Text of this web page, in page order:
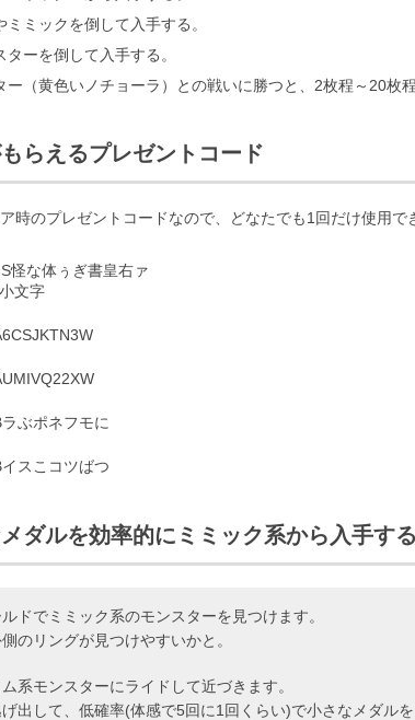
ミミックを倒して入手する。
ーを倒して入手する。
ー（黄色いノチョーラ）との戦いに勝つと、2枚程～20枚
らえるプレゼントコード
時のプレゼントコードなので、どなたでも1回だけ使用で
怪な体ぅぎ書皇右ァ
文字
ぶポネフモに
スこコツばつ
ダルを効率的にミミック系から入手す
ドでミミック系のモンスターを見つけます。
のリングが見つけやすいかと。
系モンスターにライドして近づきます。
出して、低確率(体感で5回に1回くらい)で小さなメダルを